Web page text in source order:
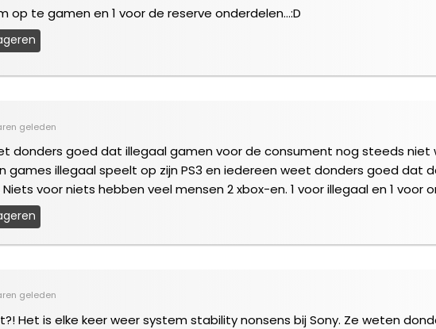
op te gamen en 1 voor de reserve onderdelen…:D
geleden
donders goed dat illegaal gamen voor de consument nog steeds niet
games illegaal speelt op zijn PS3 en iedereen weet donders goed dat
voor niets hebben veel mensen 2 xbox-en. 1 voor illegaal en 1 voor
geleden
Het is elke keer weer system stability nonsens bij Sony. Ze weten